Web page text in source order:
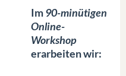
Im90-minütigen
Online-
Workshop
erarbeiten wir: